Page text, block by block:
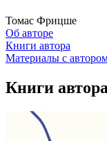
Томас Фрицше
Об авторе
Книги автора
Материалы с
Книги автора